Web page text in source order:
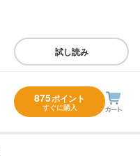
試し読み
875ポイント
すぐに購入